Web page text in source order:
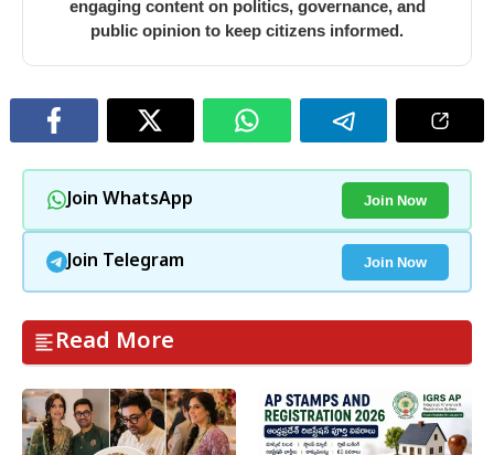
public opinion to keep citizens informed.
Join WhatsApp Join Now
Join Telegram Join Now
Read More